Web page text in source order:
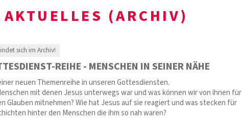
AKTUELLES (ARCHIV)
sich im Archiv!
REIHE - MENSCHEN IN SEINER NÄHE
neuen Themenreihe in unseren Gottesdiensten.
mit denen Jesus unterwegs war und was können wir von ihnen für
Glauben mitnehmen? Wie hat Jesus auf sie reagiert und was stecken für
hinter den Menschen die ihm so nah waren?